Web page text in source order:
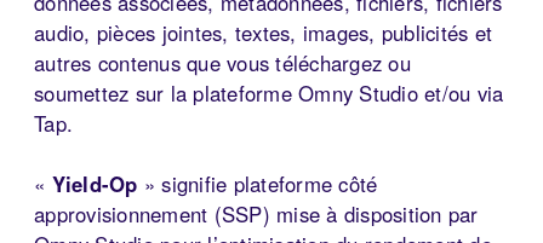
audio, pièces jointes, textes, images, publicités et
autres contenus que vous téléchargez ou
soumettez sur la plateforme Omny Studio et/ou via
Tap.
« Yield-Op » signifie plateforme côté
approvisionnement (SSP) mise à disposition par